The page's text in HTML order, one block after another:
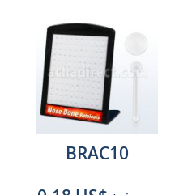
BRAC10